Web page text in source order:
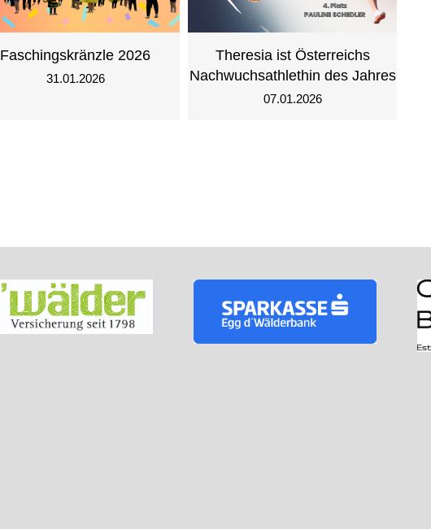
Faschingskränzle 2026
31.01.2026
Theresia ist Österreichs
Nachwuchsathlethin des Jahres
07.01.2026